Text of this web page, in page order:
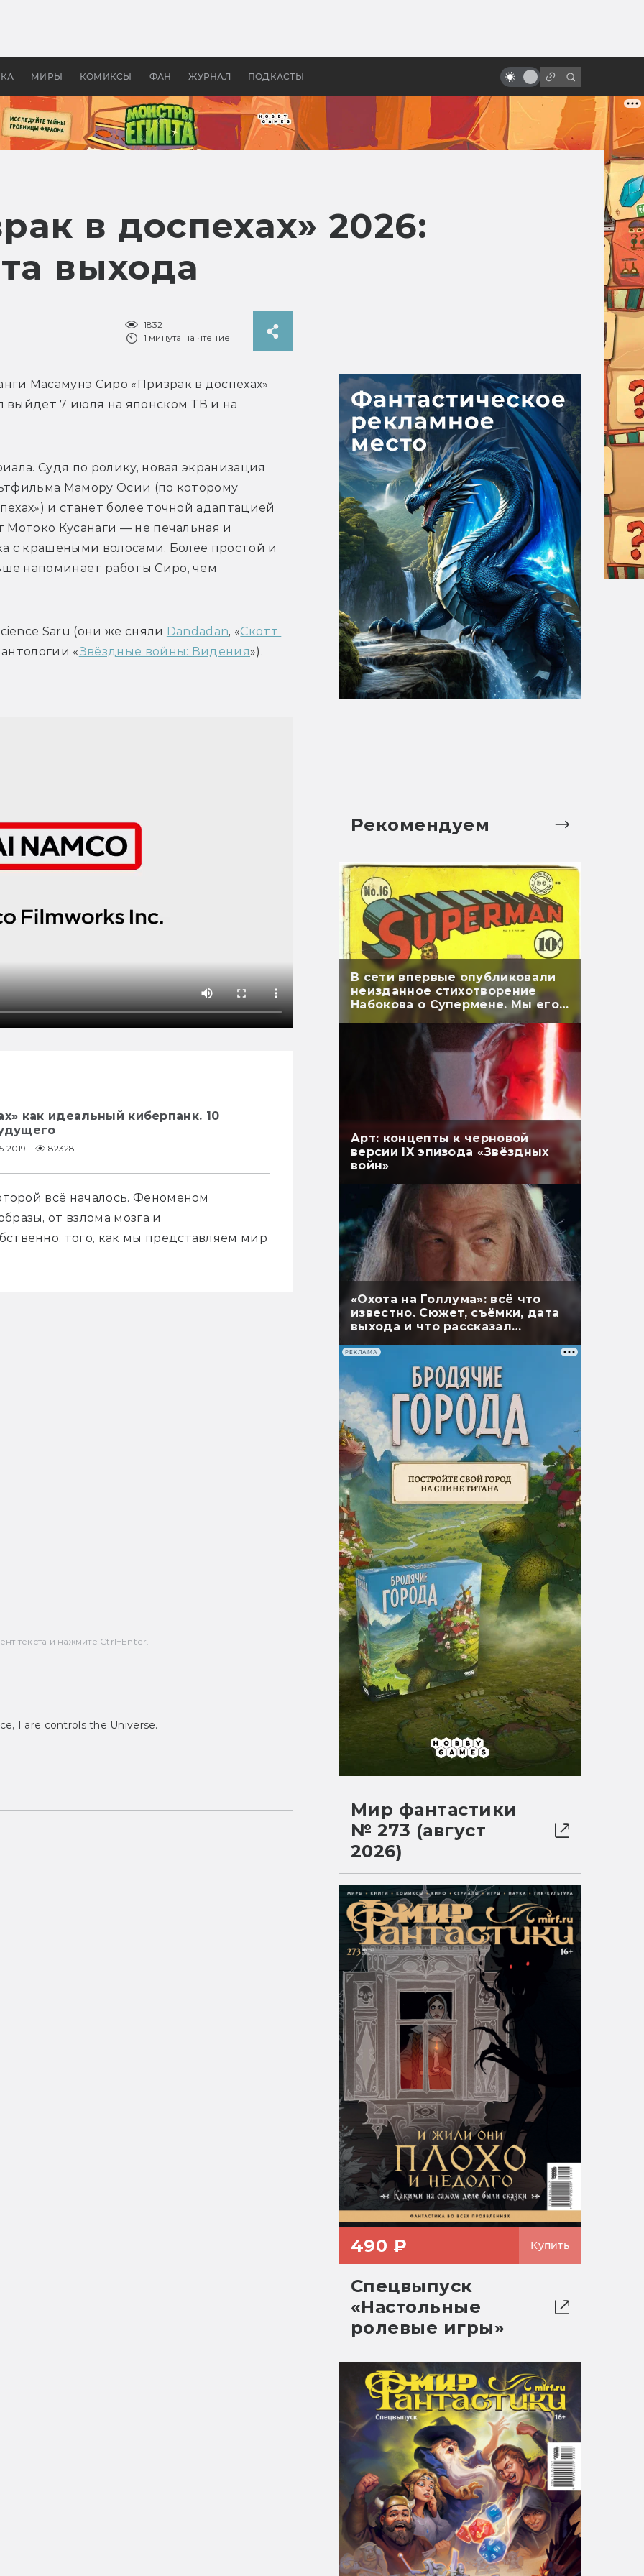
МИРЫ КОМИКСЫ ФАН ЖУРНАЛ ПОДКАСТЫ
в России —
бы «Властелина колец»
фильм
в доспехах» 2026:
выхода
1832
1 минута на чтение
Масамунэ Сиро «Призрак в доспехах»
выйдет 7 июля на японском ТВ и на
Судя по ролику, новая экранизация
Мамору Осии (по которому
и станет более точной адаптацией
Мотоко Кусанаги — не печальная и
с крашеными волосами. Более простой и
напоминает работы Сиро, чем
Saru (они же сняли Dandadan, «Скотт
«Звёздные войны: Видения»).
как идеальный киберпанк. 10
82328
всё началось. Феноменом
от взлома мозга и
того, как мы представляем мир
текста и нажмите Ctrl+Enter.
I are controls the Universe.
Рекомендуем
В сети впервые опубликовали
неизданное стихотворение
Набокова о Супермене. Мы его
перевели
Арт: концепты к черновой
версии IX эпизода «Звёздных
войн»
«Охота на Голлума»: всё что
известно. Сюжет, съёмки, дата
выхода и что рассказал
РЕКЛАМА
Мир фантастики
№ 273 (август
2026)
490 ₽ Купить
Спецвыпуск
«Настольные
ролевые игры»